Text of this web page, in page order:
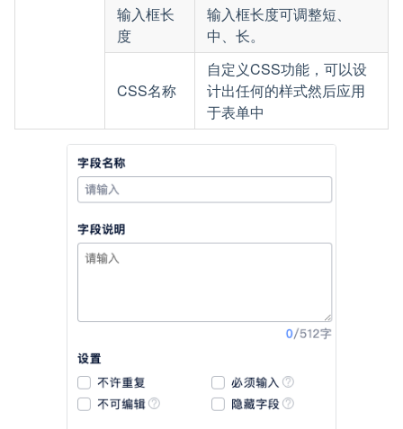
输入框长
度
输入框长度可调整短、
中、长。
CSS名称
自定义CSS功能，可以设
计出任何的样式然后应用
于表单中